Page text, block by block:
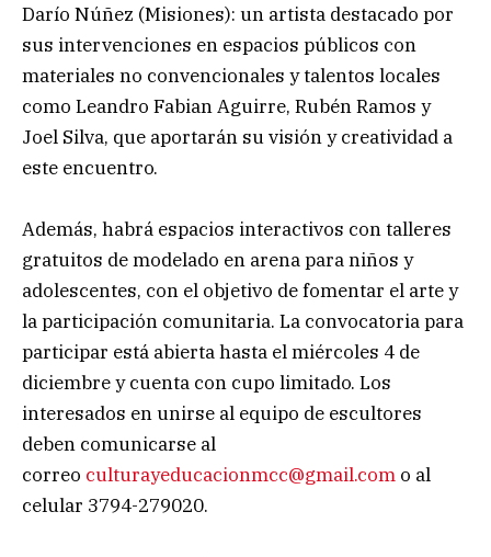
Darío Núñez (Misiones): un artista destacado por
sus intervenciones en espacios públicos con
materiales no convencionales y talentos locales
como Leandro Fabian Aguirre, Rubén Ramos y
Joel Silva, que aportarán su visión y creatividad a
este encuentro.
Además, habrá espacios interactivos con talleres
gratuitos de modelado en arena para niños y
adolescentes, con el objetivo de fomentar el arte y
la participación comunitaria. La convocatoria para
participar está abierta hasta el miércoles 4 de
diciembre y cuenta con cupo limitado. Los
interesados en unirse al equipo de escultores
deben comunicarse al
correo culturayeducacionmcc@gmail.com o al
celular 3794-279020.